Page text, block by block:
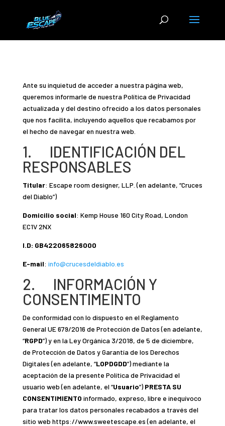
Ante su inquietud de acceder a nuestra página web,
queremos informarle de nuestra Política de Privacidad
actualizada y del destino ofrecido a los datos personales
que nos facilita, incluyendo aquellos que recabamos por
el hecho de navegar en nuestra web.
1. IDENTIFICACIÓN DEL
RESPONSABLES
Titular: Escape room designer, LLP. (en adelante, “Cruces
del Diablo”)
Domicilio social: Kemp House 160 City Road, London
EC1V 2NX
I.D: GB422065826000
E-mail: info@crucesdeldiablo.es
2. INFORMACIÓN Y
CONSENTIMEINTO
De conformidad con lo dispuesto en el Reglamento
General UE 679/2016 de Protección de Datos (en adelante,
“RGPD”) y en la Ley Orgánica 3/2018, de 5 de diciembre,
de Protección de Datos y Garantía de los Derechos
Digitales (en adelante, “LOPDGDD”) mediante la
aceptación de la presente Política de Privacidad el
usuario web (en adelante, el “Usuario”) PRESTA SU
CONSENTIMIENTO informado, expreso, libre e inequívoco
para tratar los datos personales recabados a través del
sitio web https://www.sweetescape.es (en adelante, el